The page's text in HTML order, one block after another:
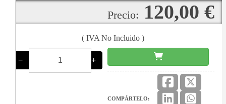
Precio: 120,00 €
( IVA No Incluido )
− +
COMPÁRTELO: